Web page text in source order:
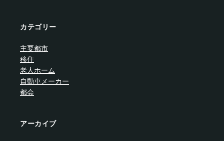
カテゴリー
主要都市
移住
老人ホーム
自動車メーカー
都会
アーカイブ